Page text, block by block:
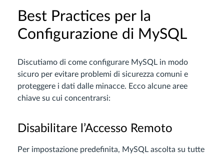
Best Practices per la
Configurazione di MySQL
Discutiamo di come configurare MySQL in modo
sicuro per evitare problemi di sicurezza comuni e
proteggere i dati dalle minacce. Ecco alcune aree
chiave su cui concentrarsi:
Disabilitare l’Accesso Remoto
Per impostazione predefinita, MySQL ascolta su tutte